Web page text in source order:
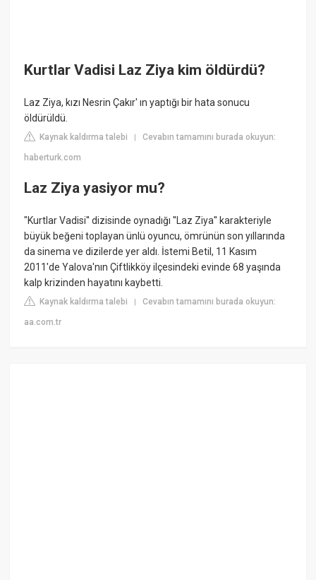
Kurtlar Vadisi Laz Ziya kim öldürdü?
Laz Ziya, kızı Nesrin Çakır' ın yaptığı bir hata sonucu
öldürüldü.
Kaynak kaldırma talebi |Cevabın tamamını burada okuyun:
haberturk.com
Laz Ziya yasiyor mu?
"Kurtlar Vadisi'' dizisinde oynadığı ''Laz Ziya'' karakteriyle
büyük beğeni toplayan ünlü oyuncu, ömrünün son yıllarında
da sinema ve dizilerde yer aldı. İstemi Betil, 11 Kasım
2011'de Yalova'nın Çiftlikköy ilçesindeki evinde 68 yaşında
kalp krizinden hayatını kaybetti.
Kaynak kaldırma talebi |Cevabın tamamını burada okuyun:
aa.com.tr